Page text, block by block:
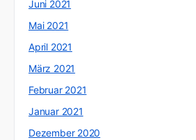
Juni 2021
Mai 2021
April 2021
März 2021
Februar 2021
Januar 2021
Dezember 2020